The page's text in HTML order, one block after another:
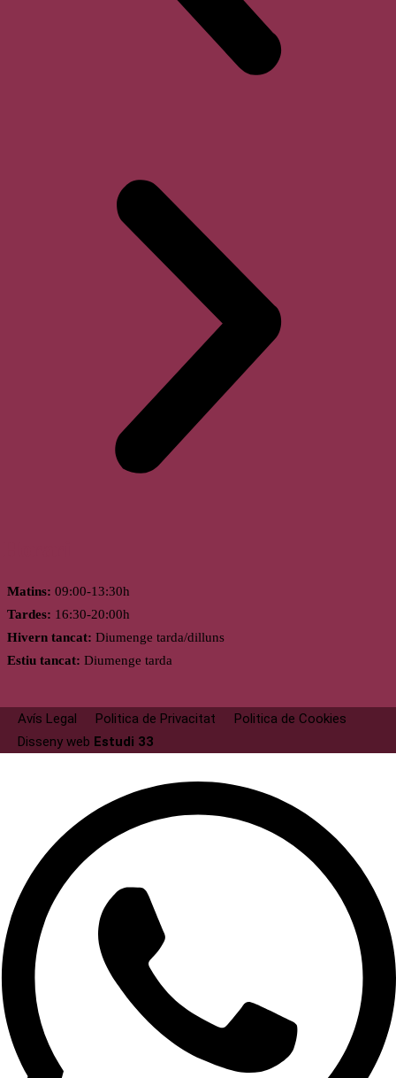
Matins: 09:00-13:30h
Tardes: 16:30-20:00h
Hivern tancat: Diumenge tarda/dilluns
Estiu tancat: Diumenge tarda
Avís Legal Politica de Privacitat
Politica de Cookies
Disseny web Estudi 33